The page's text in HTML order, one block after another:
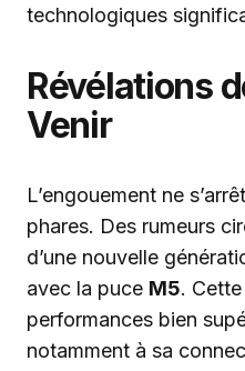
technologiques
Révélations
Venir
L’engouement ne
phares. Des rumeurs
d’une nouvelle
avec la puce M5.
performances bien
notamment à sa